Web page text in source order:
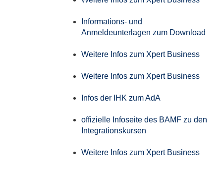
Informations- und
Anmeldeunterlagen zum Download
Weitere Infos zum Xpert Business
Weitere Infos zum Xpert Business
Infos der IHK zum AdA
offizielle Infoseite des BAMF zu den
Integrationskursen
Weitere Infos zum Xpert Business